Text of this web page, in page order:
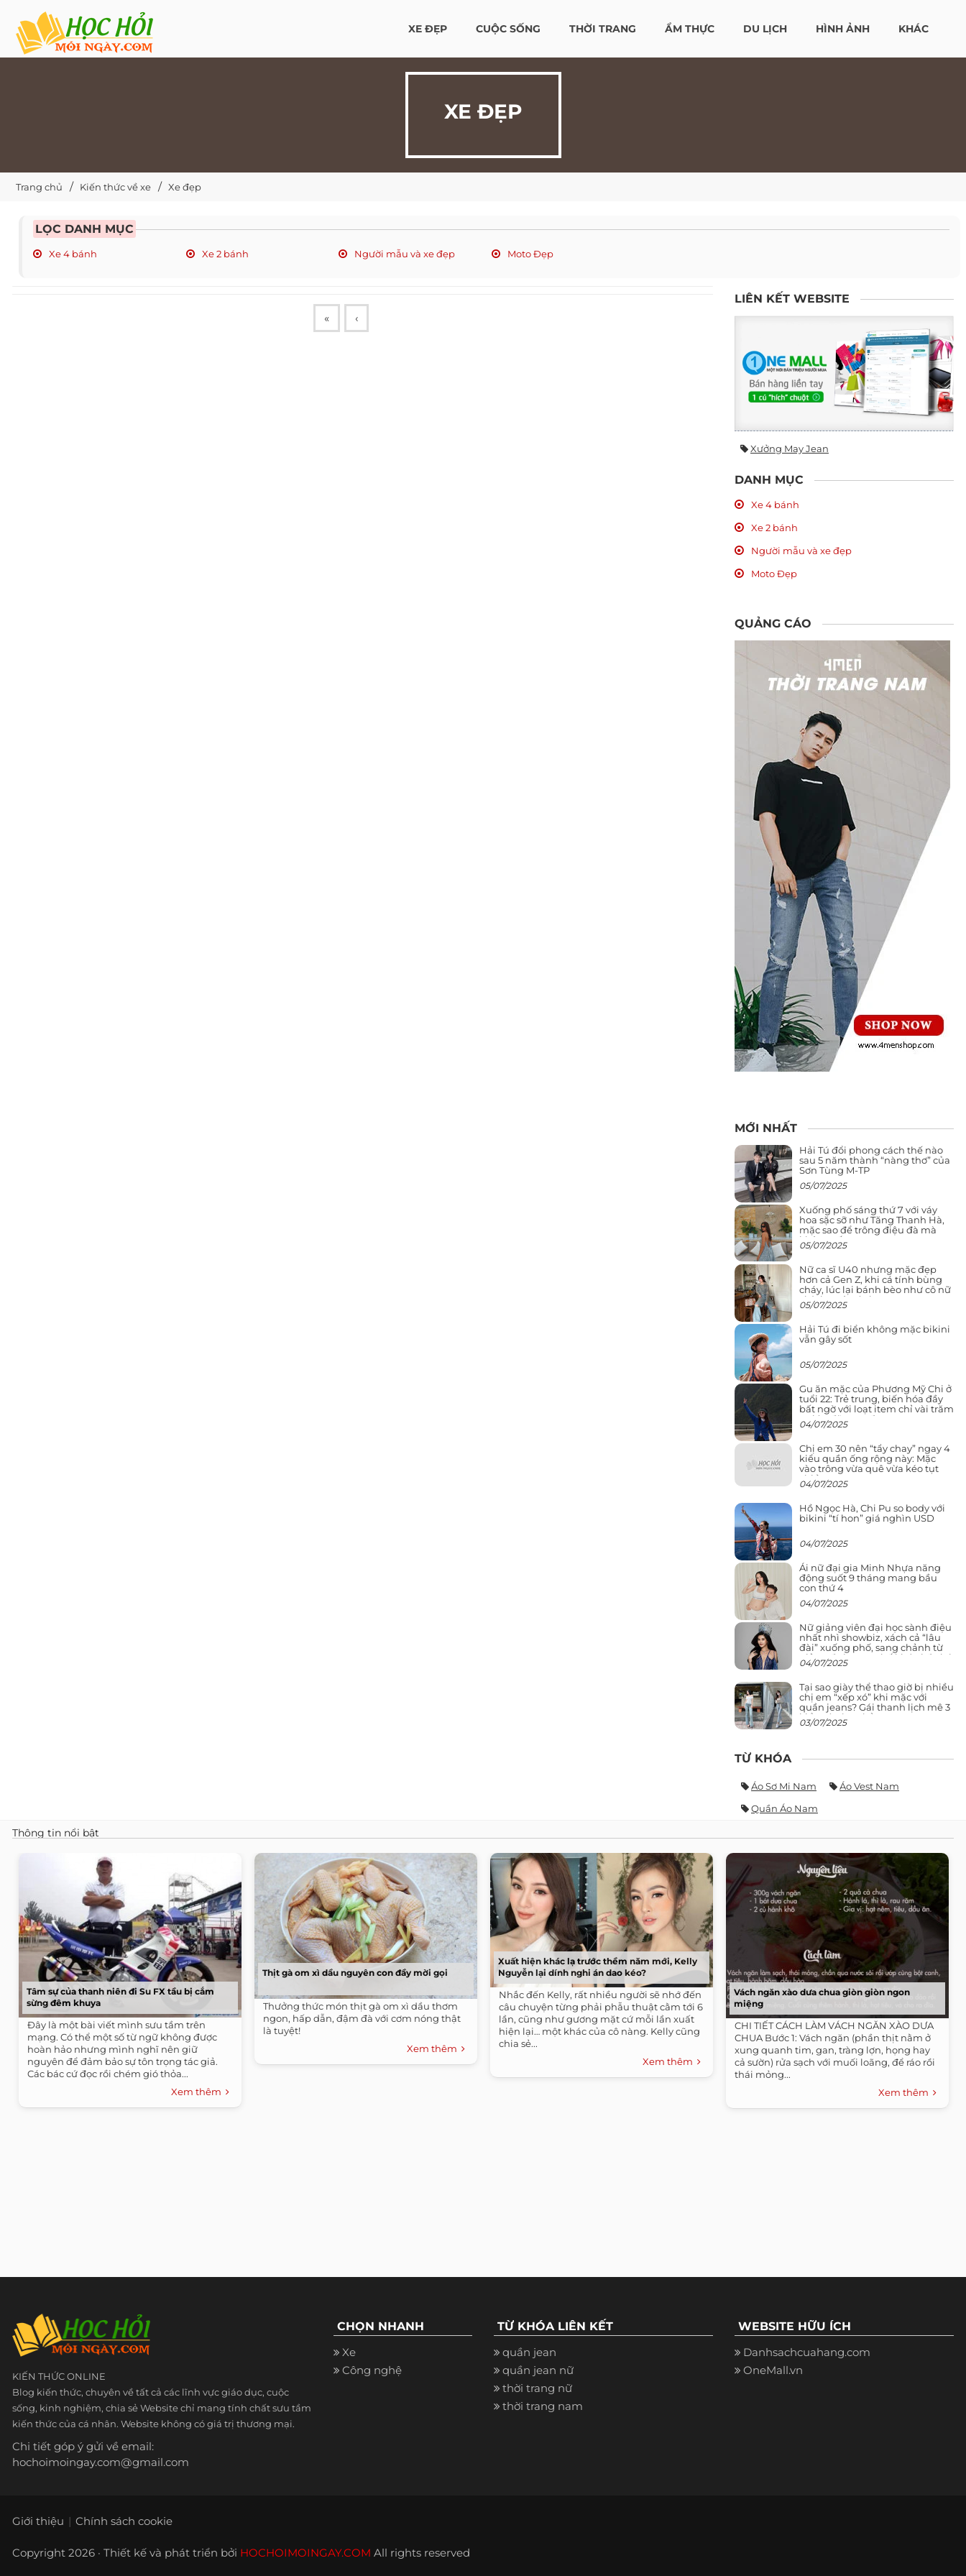
XE ĐẸP CUỘC SỐNG THỜI TRANG ẨM THỰC DU LỊCH HÌNH ẢNH KHÁC
XE ĐẸP
Trang chủ Kiến thức về xe Xe đẹp
LỌC DANH MỤC
Xe 4 bánh Xe 2 bánh Người mẫu và xe đẹp Moto Đẹp
« ‹
LIÊN KẾT WEBSITE
Xưởng May Jean
DANH MỤC
Xe 4 bánh
Xe 2 bánh
Người mẫu và xe đẹp
Moto Đẹp
QUẢNG CÁO
MỚI NHẤT
Hải Tú đổi phong cách thế nào
sau 5 năm thành “nàng thơ” của
Sơn Tùng M-TP
05/07/2025
Xuống phố sáng thứ 7 với váy
hoa sặc sỡ như Tăng Thanh Hà,
mặc sao để trông điệu đà mà
không sến
05/07/2025
Nữ ca sĩ U40 nhưng mặc đẹp
hơn cả Gen Z, khi cá tính bùng
cháy, lúc lại bánh bèo như cô nữ
chính ngôn tình
05/07/2025
Hải Tú đi biển không mặc bikini
vẫn gây sốt
05/07/2025
Gu ăn mặc của Phương Mỹ Chi ở
tuổi 22: Trẻ trung, biến hóa đầy
bất ngờ với loạt item chỉ vài trăm
nghìn đã mua được
04/07/2025
Chị em 30 nên “tẩy chay” ngay 4
kiểu quần ống rộng này: Mặc
vào trông vừa quê vừa kéo tụt
chiều cao
04/07/2025
Hồ Ngọc Hà, Chi Pu so body với
bikini “tí hon” giá nghìn USD
04/07/2025
Ái nữ đại gia Minh Nhựa năng
động suốt 9 tháng mang bầu
con thứ 4
04/07/2025
Nữ giảng viên đại học sành điệu
nhất nhì showbiz, xách cả “lâu
đài” xuống phố, sang chảnh từ
giảng đường ra phố khó ai đọ lại
04/07/2025
Tại sao giày thể thao giờ bị nhiều
chị em “xếp xó” khi mặc với
quần jeans? Gái thanh lịch mê 3
kiểu này hơn hẳn
03/07/2025
TỪ KHÓA
Áo Sơ Mi Nam
Áo Vest Nam
Quần Áo Nam
Thông tin nổi bật
Tâm sự của thanh niên đi Su FX tầu bị cắm
sừng đêm khuya
Đây là một bài viết mình sưu tầm trên
mạng. Có thể một số từ ngữ không được
hoàn hảo nhưng mình nghĩ nên giữ
nguyên để đảm bảo sự tôn trọng tác giả.
Các bác cứ đọc rồi chém gió thỏa...
Xem thêm
Thịt gà om xì dầu nguyên con đầy mời gọi
Thưởng thức món thịt gà om xì dầu thơm
ngon, hấp dẫn, đậm đà với cơm nóng thật
là tuyệt!
Xem thêm
Xuất hiện khác lạ trước thềm năm mới, Kelly
Nguyễn lại dính nghi án dao kéo?
Nhắc đến Kelly, rất nhiều người sẽ nhớ đến
câu chuyện từng phải phẫu thuật cằm tới 6
lần, cũng như gương mặt cứ mỗi lần xuất
hiện lại… một khác của cô nàng. Kelly cũng
chia sẻ...
Xem thêm
Vách ngăn xào dưa chua giòn giòn ngon
miệng
CHI TIẾT CÁCH LÀM VÁCH NGĂN XÀO DƯA
CHUA Bước 1: Vách ngăn (phần thịt nằm ở
xung quanh tim, gan, tràng lợn, họng hay
cả sườn) rửa sạch với muối loãng, để ráo rồi
thái mỏng...
Xem thêm
KIẾN THỨC ONLINE
Blog kiến thức, chuyên về tất cả các lĩnh vực giáo dục, cuộc
sống, kinh nghiệm, chia sẻ Website chỉ mang tính chất sưu tầm
kiến thức của cá nhân. Website không có giá trị thương mại.
Chi tiết góp ý gửi về email:
hochoimoingay.com@gmail.com
CHỌN NHANH
Xe
Công nghệ
TỪ KHÓA LIÊN KẾT
quần jean
quần jean nữ
thời trang nữ
thời trang nam
WEBSITE HỮU ÍCH
Danhsachcuahang.com
OneMall.vn
Giới thiệu Chính sách cookie
Copyright 2026 · Thiết kế và phát triển bởi HOCHOIMOINGAY.COM All rights reserved